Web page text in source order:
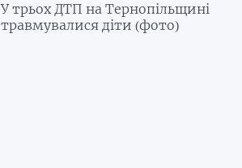
У трьох ДТП на Тернопільщині
травмувалися діти (фото)